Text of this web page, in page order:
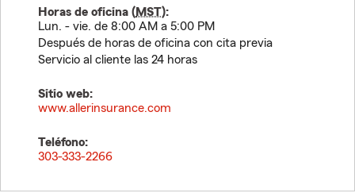
Horas de oficina (MST):
Lun. - vie. de 8:00 AM a 5:00 PM
Después de horas de oficina con cita previa
Servicio al cliente las 24 horas
Sitio web:
www.allerinsurance.com
Teléfono:
303-333-2266